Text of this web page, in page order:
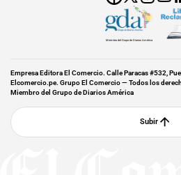
Miembro del Grupo de Diarios América
Empresa Editora El Comercio. Calle Paracas #532,
Elcomercio.pe. Grupo El Comercio — Todos los
Miembro del Grupo de Diarios América
Subir